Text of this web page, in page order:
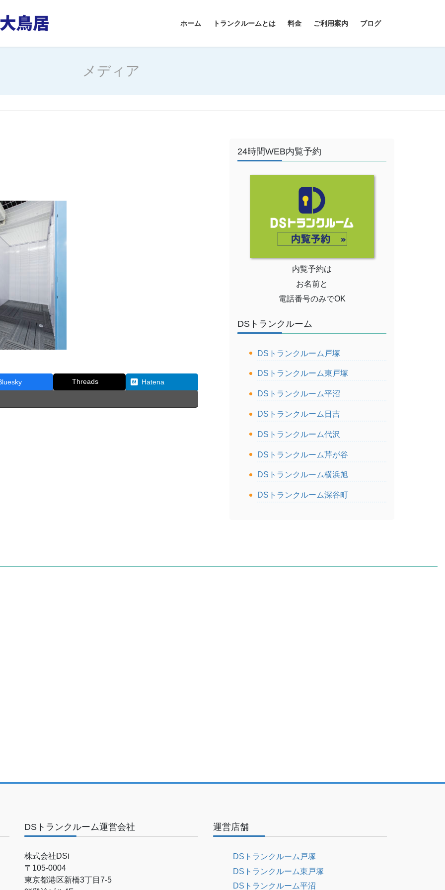
ホーム トランクルームとは 料金 ご利用案内 ブログ
メディア
Threads Hatena
24時間WEB内覧予約
内覧予約は
お名前と
電話番号のみでOK
DSトランクルーム
DSトランクルーム戸塚
DSトランクルーム東戸塚
DSトランクルーム平沼
DSトランクルーム日吉
DSトランクルーム代沢
DSトランクルーム芹が谷
DSトランクルーム横浜旭
DSトランクルーム深谷町
DSトランクルーム運営会社
株式会社DSi
〒105-0004
東京都港区新橋3丁目7-5
運営店舗
DSトランクルーム戸塚
DSトランクルーム東戸塚
DSトランクルーム平沼